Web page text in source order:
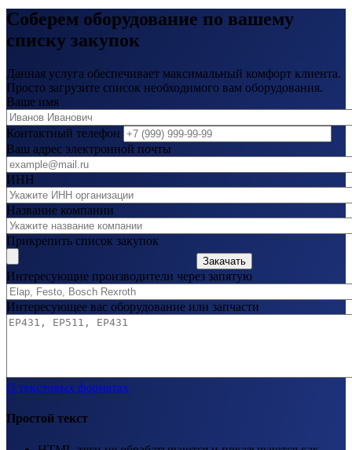
Соберем оборудование по вашему
списку закупок
Данная услуга обеспечивает максимальный комфорт клиента.
Просто загрузите список необходимого вам оборудования.
Ваше имя
Контактный телефон
Ваш адрес электронной почты
ИНН
Название компании
Прикрепить список закупок
Закачать
Интересующие производители через запятую
Интересующее вас оборудование или запчасти
О текстовых форматах
Простой текст